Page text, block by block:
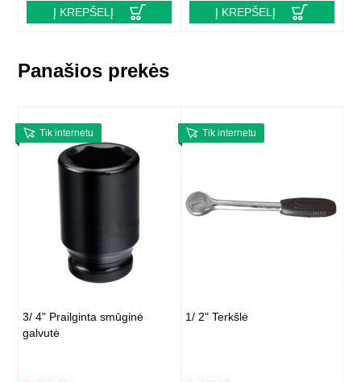
Į KREPŠELĮ Į KREPŠELĮ
Panašios prekės
Tik internetu
3/ 4" Prailginta smūginė
galvutė
Tik internetu
1/ 2" Terkšlė